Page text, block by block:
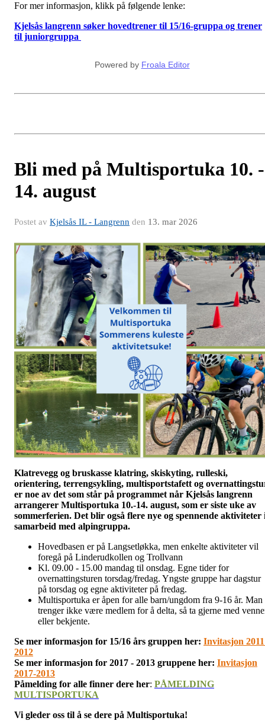
For mer informasjon, klikk på følgende lenke:
Kjelsås langrenn søker hovedtrener til 15/16-gruppa og trener
til juniorgruppa
Powered by Froala Editor
Bli med på Multisportuka 10. -
14. august
Postet av Kjelsås IL - Langrenn den 13. mar 2026
Klatrevegg og bruskasse klatring, skiskyting, rulleski,
orientering, terrengsykling, multisportstafett og
er noe av det som står på programmet når Kjelsås langrenn
arrangerer Multisportuka 10.-14. august, som er siste uke av
sommerferien. Det blir også flere nye og spennende aktiviteter
samarbeid med alpingruppa.
Hovedbasen er på Langsetløkka, men enkelte aktiviteter vil
foregå på Linderudkollen og Trollvann
Kl. 09.00 - 15.00 mandag til onsdag. Egne tider for
overnattingsturen torsdag/fredag. Yngste gruppe har dagstur
på torsdag og egne aktiviteter på fredag.
Multisportuka er åpen for alle barn/ungdom fra 9-16 år. Man
trenger ikke være medlem for å delta, så ta gjerne med
eller bekjente.
Se mer informasjon for 15/16 års gruppen her: Invitasjon
2012
Se mer informasjon for 2017 - 2013 gruppene her: Invitasjon
2017-2013
Påmelding for alle finner dere her: PÅMELDING
MULTISPORTUKA
Vi gleder oss til å se dere på Multisportuka!